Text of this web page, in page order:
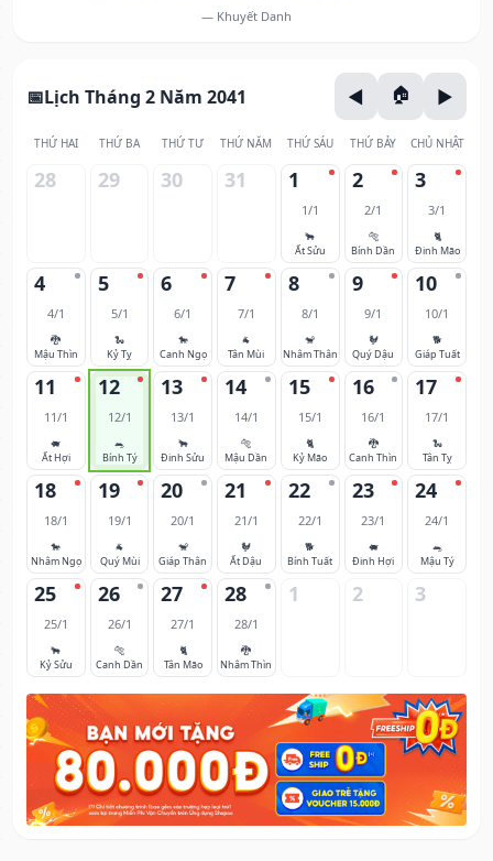
— Khuyết Danh
Lịch Tháng 2 Năm 2041
THỨ HAI THỨ BA THỨ TƯ THỨ NĂM THỨ SÁU THỨ BẢY CHỦ NHẬT
28 29 30 31 1
1/1
🐂
Ất Sửu
2
2/1
🐅
Bính Dần
3
3/1
🐈
Đinh Mão
4
4/1
🐉
Mậu Thìn
5
5/1
🐍
Kỷ Tỵ
6
6/1
🐎
Canh Ngọ
7
7/1
🐐
Tân Mùi
8
8/1
🐒
Nhâm Thân
9
9/1
🐓
Quý Dậu
10
10/1
🐕
Giáp Tuất
11
11/1
🐖
Ất Hợi
12
12/1
🐀
Bính Tý
13
13/1
🐂
Đinh Sửu
14
14/1
🐅
Mậu Dần
15
15/1
🐈
Kỷ Mão
16
16/1
🐉
Canh Thìn
17
17/1
🐍
Tân Tỵ
18
18/1
🐎
Nhâm Ngọ
19
19/1
🐐
Quý Mùi
20
20/1
🐒
Giáp Thân
21
21/1
🐓
Ất Dậu
22
22/1
🐕
Bính Tuất
23
23/1
🐖
Đinh Hợi
24
24/1
🐀
Mậu Tý
25
25/1
🐂
Kỷ Sửu
26
26/1
🐅
Canh Dần
27
27/1
🐈
Tân Mão
28
28/1
🐉
Nhâm Thìn
1 2 3